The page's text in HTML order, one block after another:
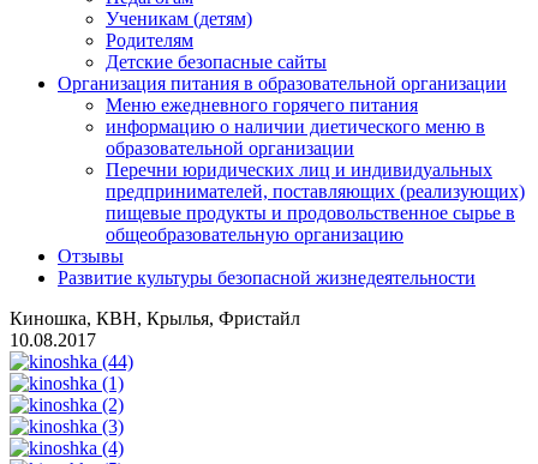
Ученикам (детям)
Родителям
Детские безопасные сайты
Организация питания в образовательной организации
Меню ежедневного горячего питания
информацию о наличии диетического меню в
образовательной организации
Перечни юридических лиц и индивидуальных
предпринимателей, поставляющих (реализующих)
пищевые продукты и продовольственное сырье в
общеобразовательную организацию
Отзывы
Развитие культуры безопасной жизнедеятельности
Киношка, КВН, Крылья, Фристайл
10.08.2017